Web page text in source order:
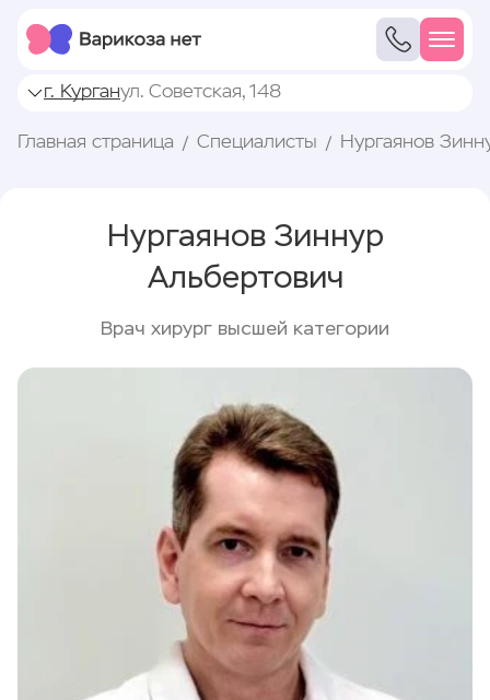
г. Курганул. Советская, 148
Главная страница Специалисты Нургаянов
Врач хирург высшей категории
Нургаянов Зиннур
Альбертович